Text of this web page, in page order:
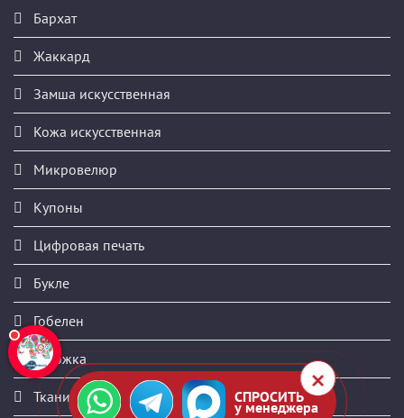
СПРОСИТЬ
у менеджера
Бархат
Жаккард
Замша искусственная
Кожа искусственная
Микровелюр
Купоны
Цифровая печать
Букле
Гобелен
Рогожка
Ткани на складе